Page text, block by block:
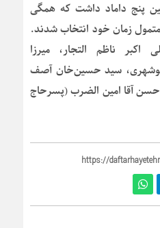
پنج داماد داشت که همگی
زمان خود انتخاب شدند.
اکبر ناظم التجار، میرزا
سید حسین‌خان آصف
آقا امین الضرب (پسرحاج
https://